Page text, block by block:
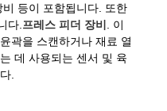
등이 포함됩니다. 또한
다. 프레스 피더 장비
. 이
곽을 스캔하거나 재료 열
데 사용되는 센서 및 육
.